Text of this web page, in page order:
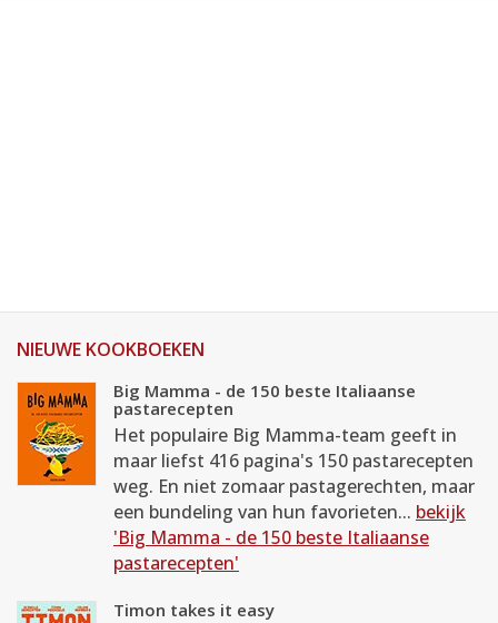
NIEUWE KOOKBOEKEN
Big Mamma - de 150 beste Italiaanse
pastarecepten
Het populaire Big Mamma-team geeft in
maar liefst 416 pagina's 150 pastarecepten
weg. En niet zomaar pastagerechten, maar
een bundeling van hun favorieten... bekijk
'Big Mamma - de 150 beste Italiaanse
pastarecepten'
Timon takes it easy